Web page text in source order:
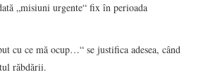
„misiuni urgente“ fix în perioada
cu ce mă ocup…“ se justifica adesea, când
răbdării.